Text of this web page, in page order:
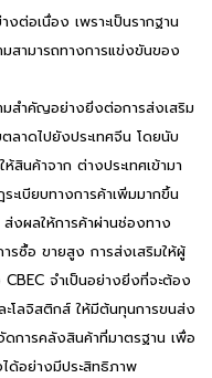
ต่อเนื่อง เพราะเป็นรากฐาน
สามารถทางการแข่งขันของ
ำคัญอย่างยิ่งต่อการส่งเสริม
ลาดไปยังประเทศจีน โดยนับ
สินค้าจาก ต่างประเทศเข้ามา
ะเบียบทางการค้าเพิ่มมากขึ้น
งผลให้การค้าผ่านช่องทาง
รซื้อ ขายสูง การส่งเสริมให้ผู้
จำเป็นอย่างยิ่งที่จะต้อง
โลจิสติกส์ ให้มีต้นทุนการขนส่ง
ดการคลังสินค้าที่มาตรฐาน เพื่อ
ด้อย่างมีประสิทธิภาพ